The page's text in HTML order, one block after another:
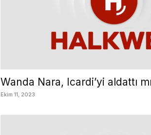
Wanda Nara, Icardi’yi aldattı
Ekim 11, 2023